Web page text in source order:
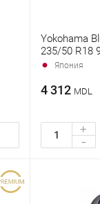
Yokohama
235/50 R18
Япония
4 312 MDL
+
-